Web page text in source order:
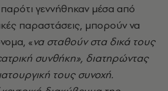
γεννήθηκαν μέσα από
παραστάσεις, μπορούν να
«να σταθούν στα δικά τους
συνθήκη», διατηρώντας
τους συνοχή.